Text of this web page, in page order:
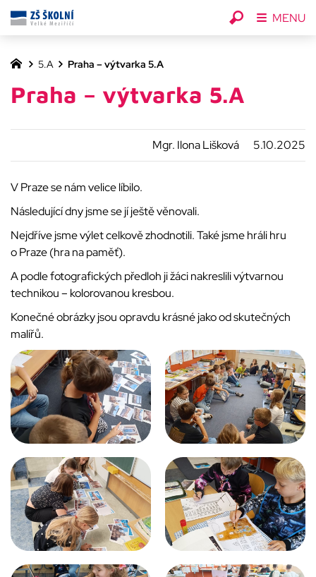
5.A Praha – výtvarka 5.A
Praha – výtvarka 5.A
Mgr. Ilona Lišková 5.10.2025
V Praze se nám velice líbilo.
Následující dny jsme se jí ještě věnovali.
Nejdříve jsme výlet celkově zhodnotili. Také jsme hráli hru
o Praze (hra na paměť).
A podle fotografických předloh ji žáci nakreslili výtvarnou
technikou – kolorovanou kresbou.
Konečné obrázky jsou opravdu krásné jako od skutečných
malířů.
MENU